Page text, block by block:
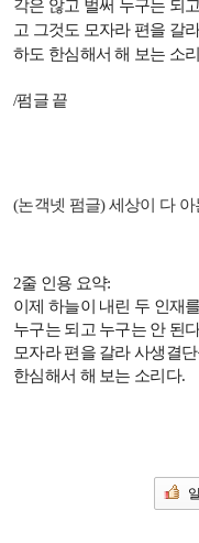
각은 않고 벌써 누구는 되
고 그것도 모자라 편을 갈
하도 한심해서 해 보는 소
/펌글 끝
(논객넷 펌글) 세상이 다
2줄 인용 요약:
이제 하늘이 내린 두 인재
누구는 되고 누구는 안 된
모자라 편을 갈라 사생결
한심해서 해 보는 소리다.